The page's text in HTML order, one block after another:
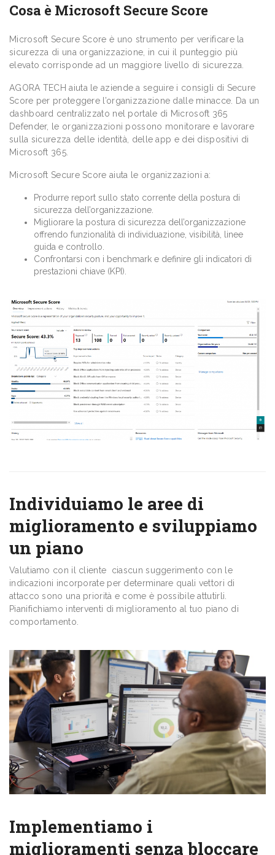
Cosa è Microsoft Secure Score
Microsoft Secure Score è uno strumento per verificare la
sicurezza di una organizzazione, in cui il punteggio più
elevato corrisponde ad un maggiore livello di sicurezza.
AGORA TECH aiuta le aziende a seguire i consigli di Secure
Score per proteggere l’organizzazione dalle minacce. Da un
dashboard centralizzato nel portale di Microsoft 365
Defender, le organizzazioni possono monitorare e lavorare
sulla sicurezza delle identità, delle app e dei dispositivi di
Microsoft 365.
Microsoft Secure Score aiuta le organizzazioni a:
Produrre report sullo stato corrente della postura di
sicurezza dell’organizzazione.
Migliorare la postura di sicurezza dell’organizzazione
offrendo funzionalità di individuazione, visibilità, linee
guida e controllo.
Confrontarsi con i benchmark e definire gli indicatori di
prestazioni chiave (KPI).
Individuiamo le aree di
miglioramento e sviluppiamo
un piano
Valutiamo con il cliente ciascun suggerimento con le
indicazioni incorporate per determinare quali vettori di
attacco sono una priorità e come è possibile attutirli.
Pianifichiamo interventi di miglioramento al tuo piano di
comportamento.
Implementiamo i
miglioramenti senza bloccare